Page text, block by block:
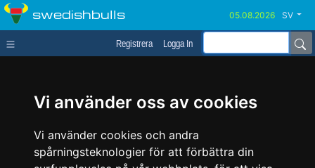
Vi använder oss av cookies
Vi använder cookies och andra
spårningsteknologier för att förbättra din
swedishbulls SV
Registrera Logga In